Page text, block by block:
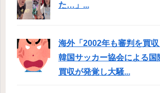
た…」...
海外「2002年も審判を買収
韓国サッカー協会による国
買収が発覚し大騒...